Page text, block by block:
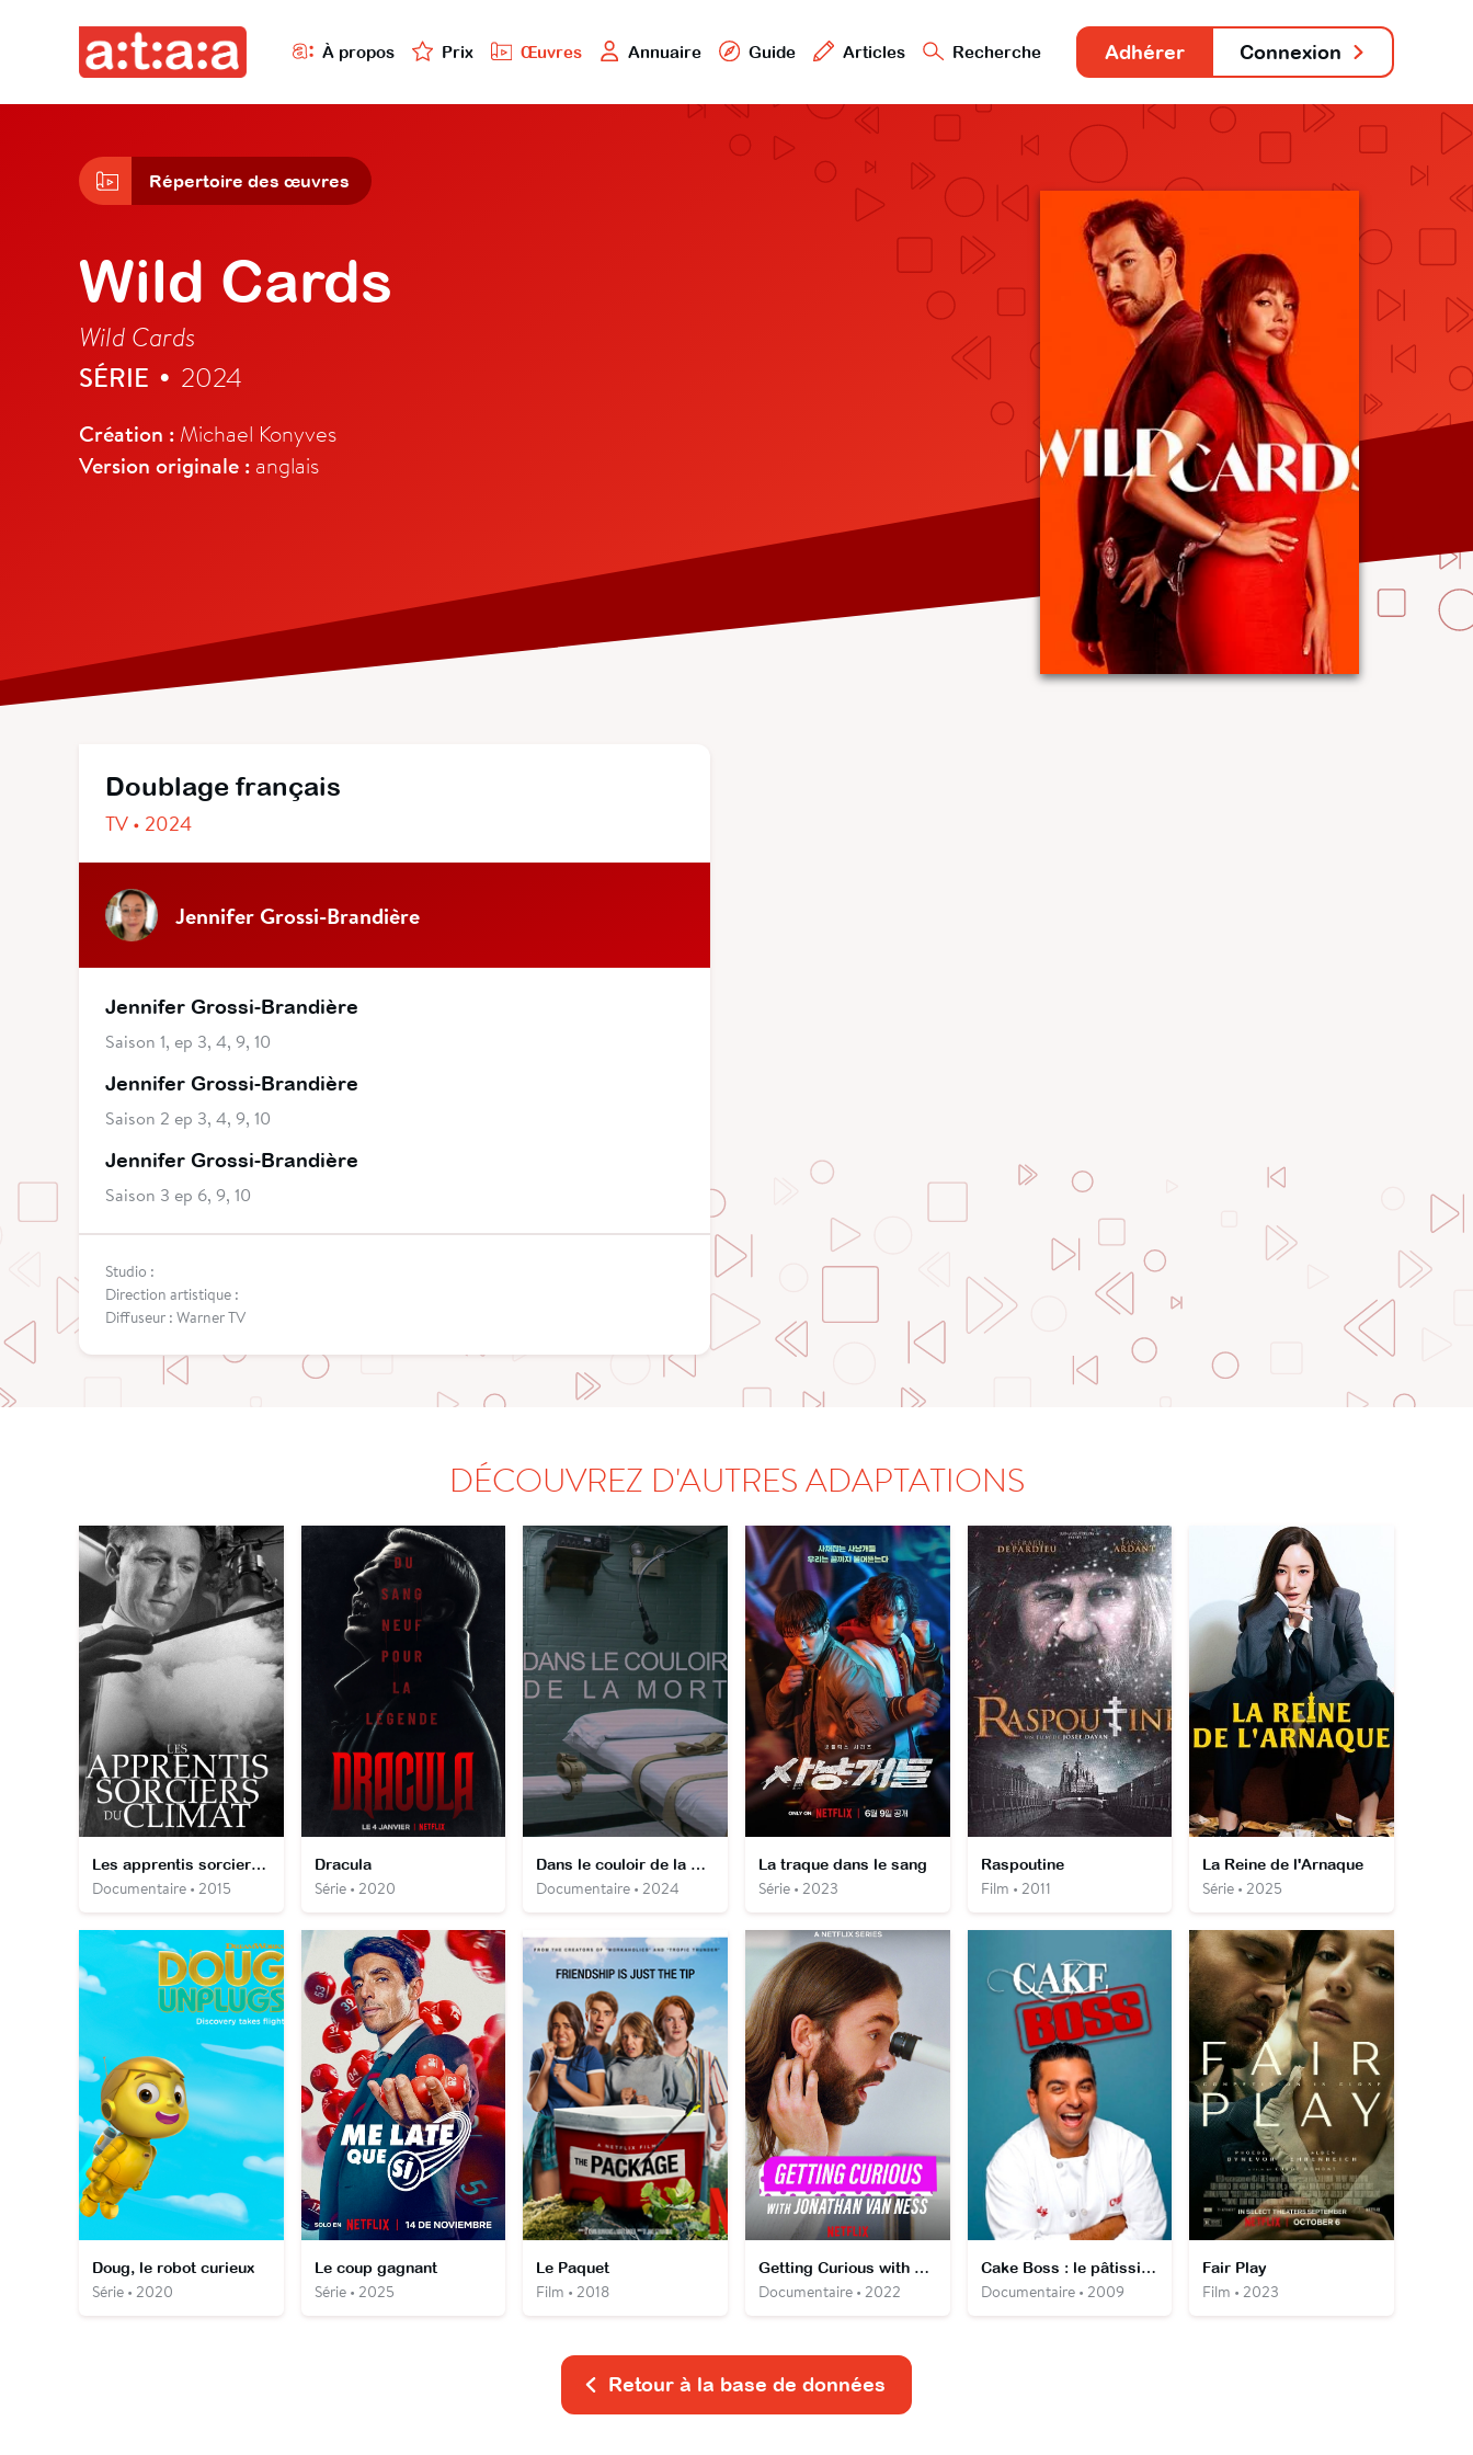
À propos Prix Œuvres Annuaire Guide Articles Recherche Adhérer Connexion
Répertoire des œuvres
Wild Cards
Wild Cards
SÉRIE • 2024
Création : Michael Konyves
Version originale : anglais
Doublage français
TV • 2024
Jennifer Grossi-Brandière
Jennifer Grossi-Brandière
Saison 1, ep 3, 4, 9, 10
Jennifer Grossi-Brandière
Saison 2 ep 3, 4, 9, 10
Jennifer Grossi-Brandière
Saison 3 ep 6, 9, 10
Studio :
Direction artistique :
Diffuseur : Warner TV
DÉCOUVREZ D'AUTRES ADAPTATIONS
Les apprentis sorciers du climat
Documentaire • 2015
Dracula
Série • 2020
Dans le couloir de la mort
Documentaire • 2024
La traque dans le sang
Série • 2023
Raspoutine
Film • 2011
La Reine de l'Arnaque
Série • 2025
Doug, le robot curieux
Série • 2020
Le coup gagnant
Série • 2025
Le Paquet
Film • 2018
Getting Curious with Jonathan Van Ness
Documentaire • 2022
Cake Boss : le pâtissier de l'impossible
Documentaire • 2009
Fair Play
Film • 2023
Retour à la base de données